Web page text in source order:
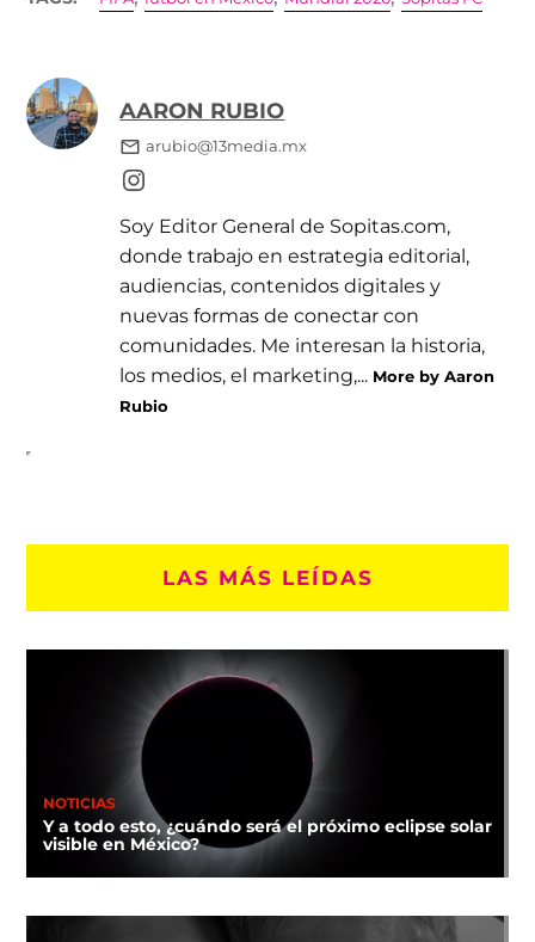
AARON RUBIO
arubio@13media.mx
Soy Editor General de Sopitas.com,
donde trabajo en estrategia editorial,
audiencias, contenidos digitales y
nuevas formas de conectar con
comunidades. Me interesan la historia,
los medios, el marketing,... More by Aaron
Rubio
LAS MÁS LEÍDAS
NOTICIAS
Y a todo esto, ¿cuándo será el próximo eclipse solar
visible en México?